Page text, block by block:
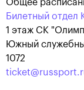
Общее
Билетный отдел
1 этаж СК
Южный
1072